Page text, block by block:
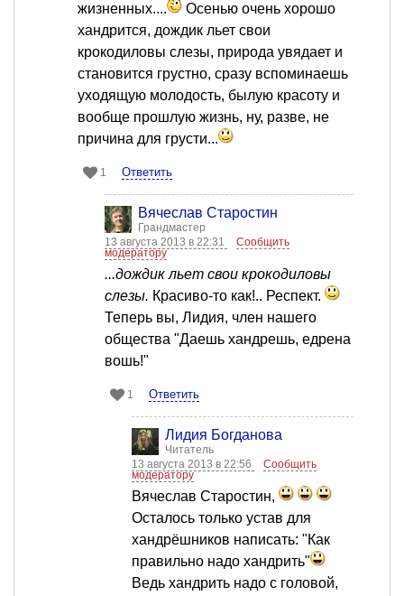
жизненных....
Осенью очень хорошо
хандрится, дождик льет свои
крокодиловы слезы, природа увядает и
становится грустно, сразу вспоминаешь
уходящую молодость, былую красоту и
вообще прошлую жизнь, ну, разве, не
причина для грусти...
1 Ответить
Вячеслав Старостин
Грандмастер
13 августа 2013 в 22:31
Сообщить
модератору
...дождик льет свои крокодиловы
слезы. Красиво-то как!.. Респект.
Теперь вы, Лидия, член нашего
общества "Даешь хандрешь, едрена
вошь!"
1 Ответить
Лидия Богданова
Читатель
13 августа 2013 в 22:56
Сообщить
модератору
Вячеслав Старостин,
Осталось только устав для
хандрёшников написать: "Как
правильно надо хандрить"
Ведь хандрить надо с головой,